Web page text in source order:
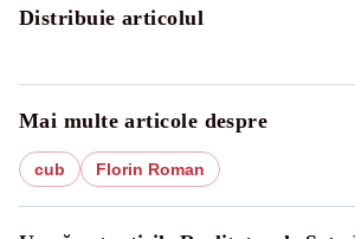
Distribuie articolul
Mai multe articole despre
cub Florin Roman